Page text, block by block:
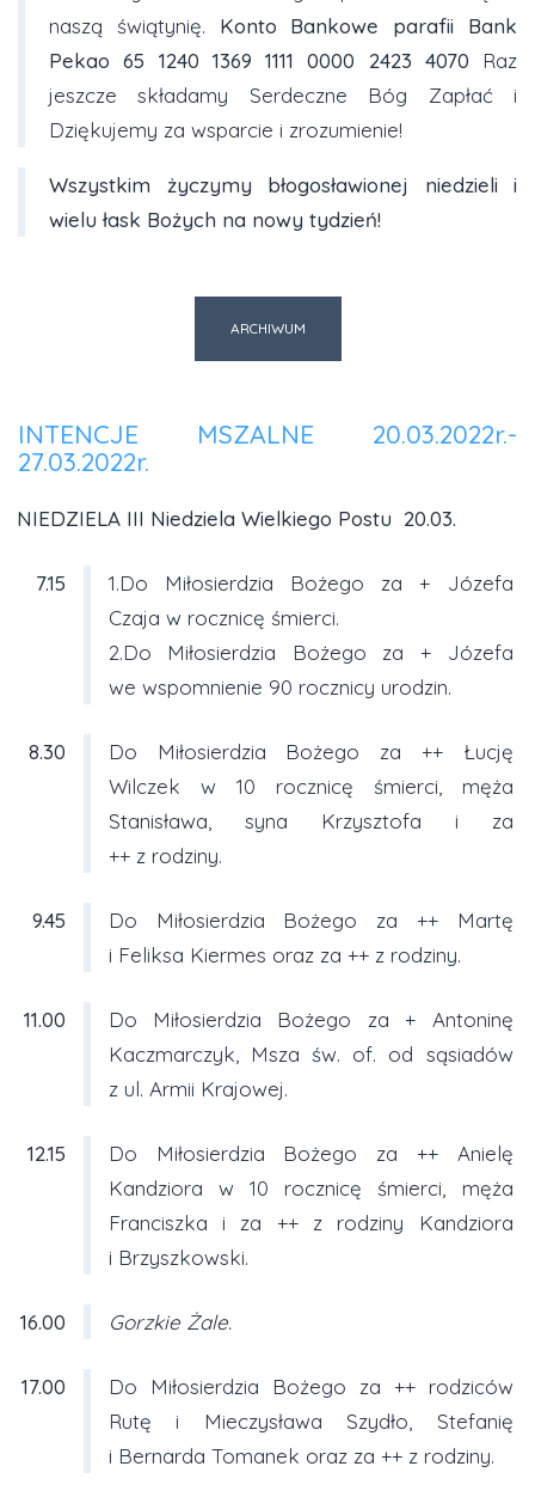
naszą świątynię. Konto Bankowe parafii Bank
Pekao65 1240 1369 1111 0000 2423 4070 Raz
jeszcze składamy Serdeczne Bóg Zapłać i
Dziękujemy za wsparcie i zrozumienie!
Wszystkim życzymy błogosławionej niedzieli i
wielu łask Bożych na nowy tydzień!
ARCHIWUM
INTENCJE MSZALNE 20.03.2022r.-
27.03.2022r.
NIEDZIELA III Niedziela Wielkiego Postu 20.03.
7.15
1.Do Miłosierdzia Bożego za + Józefa
Czaja w rocznicę śmierci.
2.Do Miłosierdzia Bożego za + Józefa
we wspomnienie 90 rocznicy urodzin.
8.30
Do Miłosierdzia Bożego za ++ Łucję
Wilczek w 10 rocznicę śmierci, męża
Stanisława, syna Krzysztofa i za
++ z rodziny.
9.45
Do Miłosierdzia Bożego za ++ Martę
i Feliksa Kiermes oraz za ++ z rodziny.
11.00
Do Miłosierdzia Bożego za + Antoninę
Kaczmarczyk, Msza św. of. od sąsiadów
z ul. Armii Krajowej.
12.15
Do Miłosierdzia Bożego za ++ Anielę
Kandziora w 10 rocznicę śmierci, męża
Franciszka i za ++ z rodziny Kandziora
i Brzyszkowski.
16.00 Gorzkie Żale.
17.00
Do Miłosierdzia Bożego za ++ rodziców
Rutę i Mieczysława Szydło, Stefanię
i Bernarda Tomanek oraz za ++ z rodziny.